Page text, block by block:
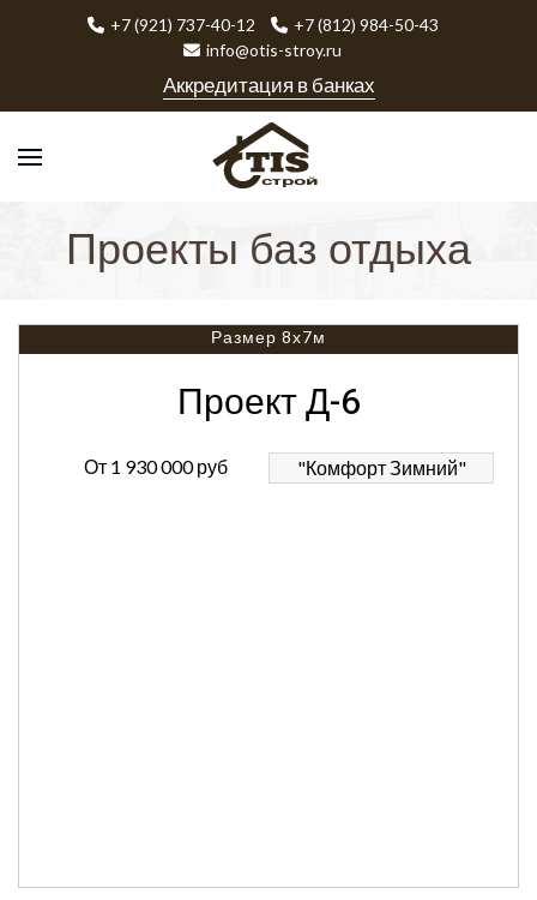
+7 (921) 737-40-12
+7 (812) 984-50-43
info@otis-stroy.ru
Аккредитация в банках
Проекты баз отдыха
Размер 8х7м
Проект Д-6
От 1 930 000 руб "Комфорт Зимний"